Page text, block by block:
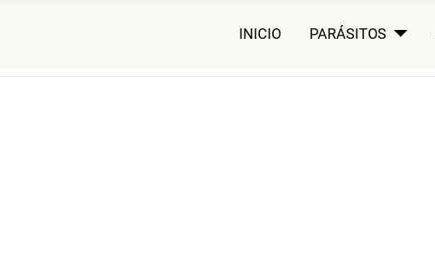
INICIO PARÁSITOS